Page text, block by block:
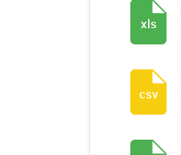
xls
csv